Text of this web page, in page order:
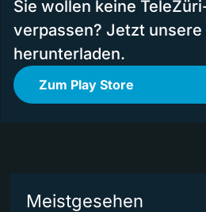
Sie wollen keine
verpassen? Jetzt unsere
herunterladen.
Zum Play Store
Meistgesehen